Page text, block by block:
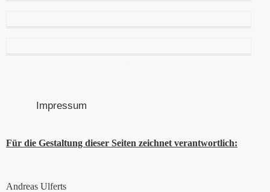
Impressum
Für die Gestaltung dieser Seiten zeichnet verantwortlich:
Andreas Ulferts